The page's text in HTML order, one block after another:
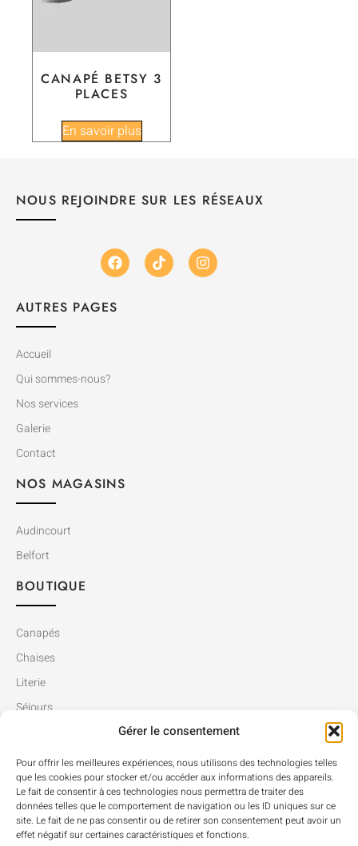
Gérer le consentement
Pour offrir les meilleures expériences, nous utilisons des technologies telles
que les cookies pour stocker et/ou accéder aux informations des appareils.
Le fait de consentir à ces technologies nous permettra de traiter des
données telles que le comportement de navigation ou les ID uniques sur ce
site. Le fait de ne pas consentir ou de retirer son consentement peut avoir un
effet négatif sur certaines caractéristiques et fonctions.
CANAPÉ BETSY 3
PLACES
En savoir plus
NOUS REJOINDRE SUR LES RÉSEAUX
AUTRES PAGES
Accueil
Qui sommes-nous?
Nos services
Galerie
Contact
NOS MAGASINS
Audincourt
Belfort
BOUTIQUE
Canapés
Chaises
Literie
Séjours